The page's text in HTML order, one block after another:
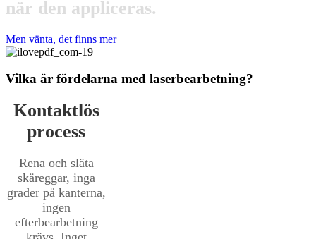
när den appliceras.
Men vänta, det finns mer
Vilka är fördelarna med laserbearbetning?
Kontaktlös
process
Rena och släta
skäreggar, inga
grader på kanterna,
ingen
efterbearbetning